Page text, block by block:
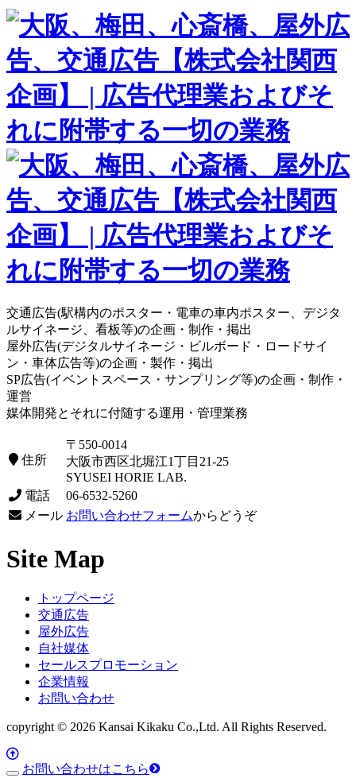
交通広告(駅構内のポスター・電車の車内ポスター、デジタ
ルサイネージ、看板等)の企画・制作・掲出
屋外広告(デジタルサイネージ・ビルボード・ロードサイ
ン・車体広告等)の企画・製作・掲出
SP広告(イベントスペース・サンプリング等)の企画・制作・
運営
媒体開発とそれに付随する運用・管理業務
住所
〒550-0014
大阪市西区北堀江1丁目21-25
SYUSEI HORIE LAB.
電話
06-6532-5260
メール お問い合わせフォームからどうぞ
Site Map
トップページ
交通広告
屋外広告
自社媒体
セールスプロモーション
企業情報
お問い合わせ
copyright © 2026 Kansai Kikaku Co.,Ltd. All Rights Reserved.
お問い合わせはこちら